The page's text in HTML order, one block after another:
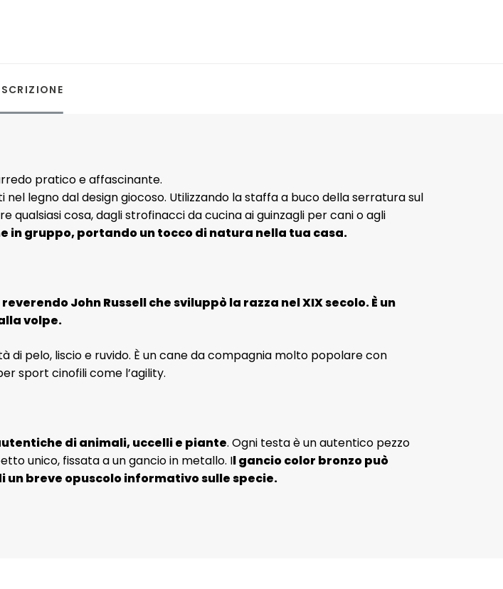
pratico e affascinante.
legno dal design giocoso. Utilizzando la staffa a buco della serratura sul
cosa, dagli strofinacci da cucina ai guinzagli per cani o agli
in gruppo, portando un tocco di natura nella tua casa.
John Russell che sviluppò la razza nel XIX secolo. È un
volpe.
di pelo, liscio e ruvido. È un cane da compagnia molto popolare con
sport cinofili come l’agility.
di animali, uccelli e piante. Ogni testa è un autentico pezzo
unico, fissata a un gancio in metallo. Il gancio color bronzo può
un breve opuscolo informativo sulle specie.